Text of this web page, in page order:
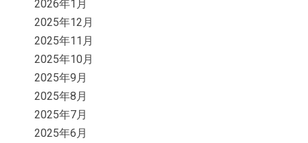
2026年1月
2025年12月
2025年11月
2025年10月
2025年9月
2025年8月
2025年7月
2025年6月